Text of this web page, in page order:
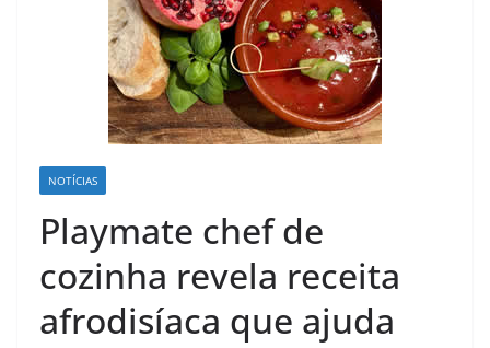
NOTÍCIAS
Playmate chef de
cozinha revela receita
afrodisíaca que ajuda